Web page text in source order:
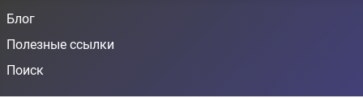
Блог
Полезные ссылки
Поиск